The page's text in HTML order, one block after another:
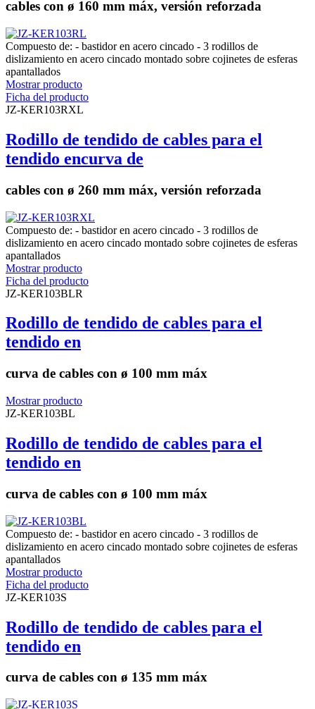
cables con ø 160 mm máx, versión reforzada
Compuesto de: - bastidor en acero cincado - 3 rodillos de
dislizamiento en acero cincado montado sobre cojinetes de esferas
apantallados
Mostrar producto
Ficha del producto
JZ-KER103RXL
Rodillo de tendido de cables para el
tendido encurva de
cables con ø 260 mm máx, versión reforzada
Compuesto de: - bastidor en acero cincado - 3 rodillos de
dislizamiento en acero cincado montado sobre cojinetes de esferas
apantallados
Mostrar producto
Ficha del producto
JZ-KER103BLR
Rodillo de tendido de cables para el
tendido en
curva de cables con ø 100 mm máx
Mostrar producto
JZ-KER103BL
Rodillo de tendido de cables para el
tendido en
curva de cables con ø 100 mm máx
Compuesto de: - bastidor en acero cincado - 3 rodillos de
dislizamiento en acero cincado montado sobre cojinetes de esferas
apantallados
Mostrar producto
Ficha del producto
JZ-KER103S
Rodillo de tendido de cables para el
tendido en
curva de cables con ø 135 mm máx